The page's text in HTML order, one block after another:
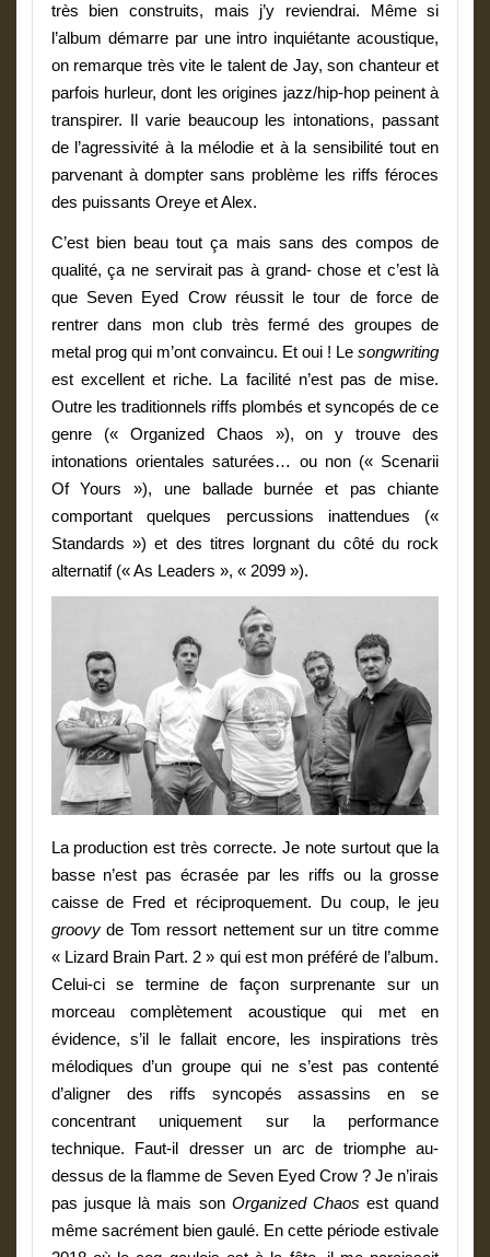
très bien construits, mais j’y reviendrai.
Même si
l’album démarre par une intro inquiétante acoustique,
on remarque très vite le talent de Jay, son chanteur et
parfois hurleur, dont les origines jazz/hip-hop peinent à
transpirer. Il varie beaucoup les intonations, passant
de l’agressivité à la mélodie et à la sensibilité tout en
parvenant à dompter sans problème les riffs féroces
des puissants Oreye et Alex.
C’est bien beau tout ça mais sans des compos de
qualité, ça ne servirait pas à grand- chose et c’est là
que Seven Eyed Crow réussit le tour de force de
rentrer dans mon club très fermé des groupes de
metal prog qui m’ont convaincu. Et oui ! Lesongwriting
est excellent et riche. La facilité n’est pas de mise.
Outre les traditionnels riffs plombés et syncopés de ce
genre (« Organized Chaos »), on y trouve des
intonations orientales saturées… ou non (« Scenarii
Of Yours »), une ballade burnée et pas chiante
comportant quelques percussions inattendues («
Standards ») et des titres lorgnant du côté du rock
alternatif (« As Leaders », « 2099 »).
La production est très correcte. Je note surtout que la
basse n’est pas écrasée par les riffs ou la grosse
caisse de Fred et réciproquement. Du coup, le jeu
groovyde Tom ressort nettement sur un titre comme
« Lizard Brain Part. 2 » qui est mon préféré de l’album.
Celui-ci se termine de façon surprenante sur un
morceau complètement acoustique qui met en
évidence, s’il le fallait encore, les inspirations très
mélodiques d’un groupe qui ne s’est pas contenté
d’aligner des riffs syncopés assassins en se
concentrant uniquement sur la performance
technique. Faut-il dresser un arc de triomphe au-
dessus de la flamme de Seven Eyed Crow ? Je n’irais
pas jusque là mais son Organized Chaos est quand
même sacrément bien gaulé. En cette période estivale